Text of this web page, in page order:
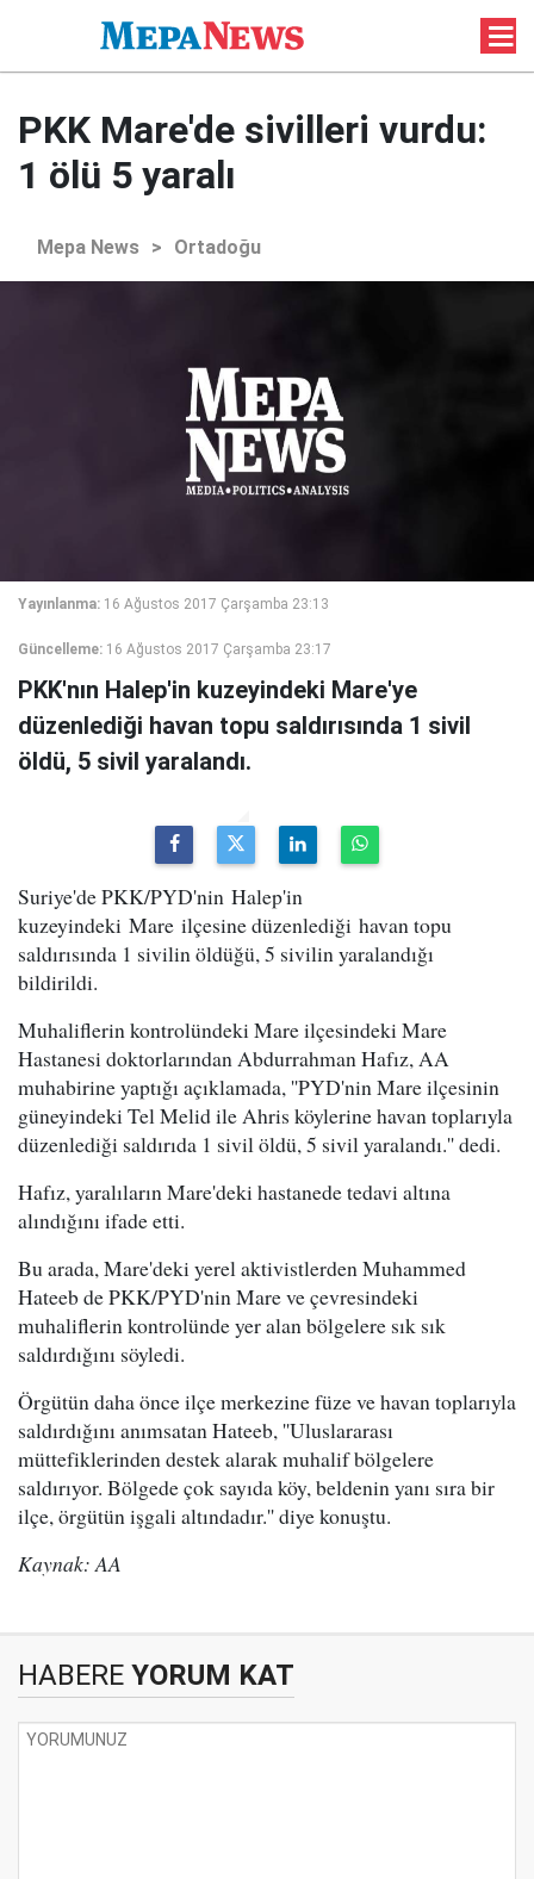
PKK Mare'de sivilleri vurdu:
1 ölü 5 yaralı
Mepa News > Ortadoğu
Yayınlanma: 16 Ağustos 2017 Çarşamba 23:13
Güncelleme: 16 Ağustos 2017 Çarşamba 23:17
PKK'nın Halep'in kuzeyindeki Mare'ye
düzenlediği havan topu saldırısında 1 sivil
öldü, 5 sivil yaralandı.
Suriye'de PKK/PYD'nin Halep'in
kuzeyindeki Mare ilçesine düzenlediği havan topu
saldırısında 1 sivilin öldüğü, 5 sivilin yaralandığı
bildirildi.
Muhaliflerin kontrolündeki Mare ilçesindeki Mare
Hastanesi doktorlarından Abdurrahman Hafız, AA
muhabirine yaptığı açıklamada, ''PYD'nin Mare ilçesinin
güneyindeki Tel Melid ile Ahris köylerine havan toplarıyla
düzenlediği saldırıda 1 sivil öldü, 5 sivil yaralandı.'' dedi.
Hafız, yaralıların Mare'deki hastanede tedavi altına
alındığını ifade etti.
Bu arada, Mare'deki yerel aktivistlerden Muhammed
Hateeb de PKK/PYD'nin Mare ve çevresindeki
muhaliflerin kontrolünde yer alan bölgelere sık sık
saldırdığını söyledi.
Örgütün daha önce ilçe merkezine füze ve havan toplarıyla
saldırdığını anımsatan Hateeb, ''Uluslararası
müttefiklerinden destek alarak muhalif bölgelere
saldırıyor. Bölgede çok sayıda köy, beldenin yanı sıra bir
ilçe, örgütün işgali altındadır.'' diye konuştu.
Kaynak: AA
HABERE YORUM KAT